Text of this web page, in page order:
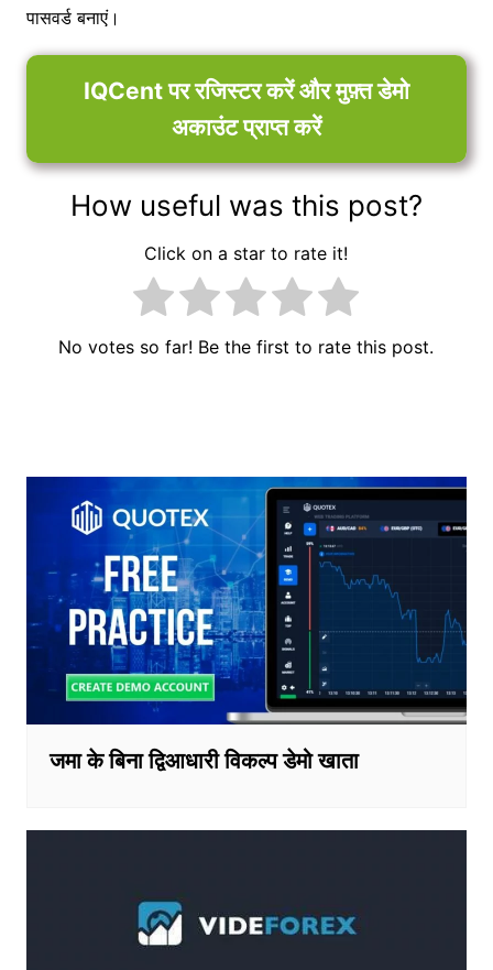
पासवर्ड बनाएं।
IQCent पर रजिस्टर करें और मुफ़्त डेमो
अकाउंट प्राप्त करें
How useful was this post?
Click on a star to rate it!
No votes so far! Be the first to rate this post.
जमा के बिना द्विआधारी विकल्प डेमो खाता